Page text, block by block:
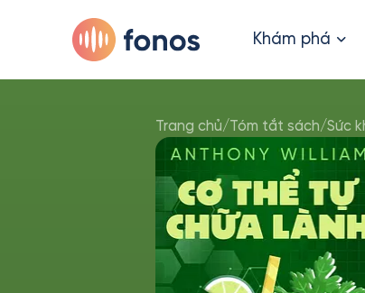
Khám phá
Trang chủ/Tóm tắt sách/Sức